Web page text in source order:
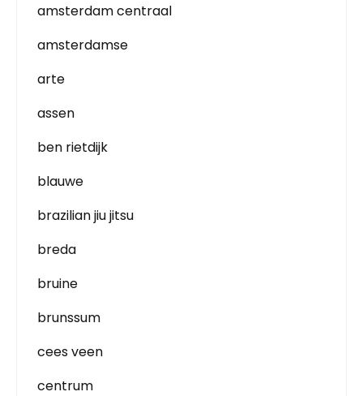
amsterdam centraal
amsterdamse
arte
assen
ben rietdijk
blauwe
brazilian jiu jitsu
breda
bruine
brunssum
cees veen
centrum